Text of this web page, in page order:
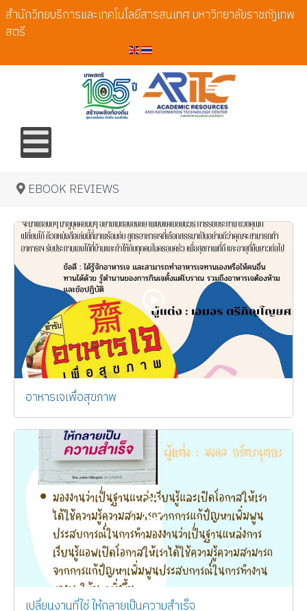
สำนักวิทยบริการและเทคโนโลยีสารสนเทศ มหาวิทยาลัยราชภัฏเทพ
สตรี
EBOOK REVIEWS
อาหารเจเพื่อสุขภาพ
เปลี่ยนงานที่ใช่ ให้กลายเป็นความสำเร็จ